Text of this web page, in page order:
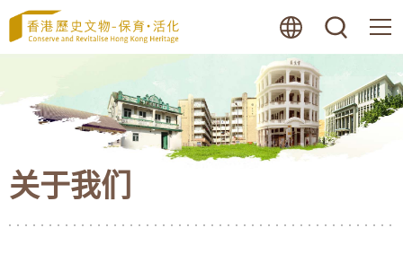
至
内
容
始
关于我们